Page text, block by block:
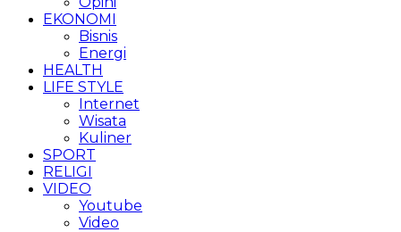
EKONOMI
Bisnis
Energi
HEALTH
LIFE STYLE
Internet
Wisata
Kuliner
SPORT
RELIGI
VIDEO
Youtube
Video